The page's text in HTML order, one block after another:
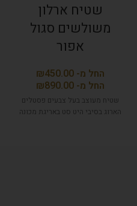
שטיח ארלון
משולשים סגול
אפור
₪
₪
שטיח מעוצב בעל צבעים פסטלים
הארוג בסיבי היט סט באריגת מכונה